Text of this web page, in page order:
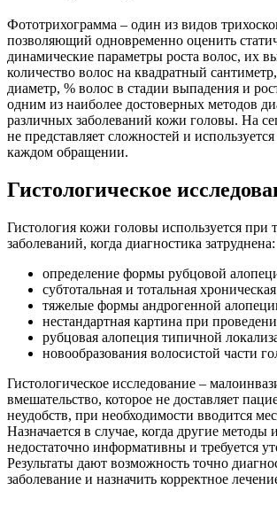
Фототрихограмма – один из видов
позволяющий одновременно оценить
динамические параметры роста волос, их
количество волос на квадратный
диаметр, % волос в стадии выпадения и
одним из наиболее достоверных методов
различных заболеваний кожи головы. На
не представляет сложностей и
каждом обращении.
Гистологическое
Гистология кожи головы используется при
заболеваний, когда диагностика затруднена:
определение формы рубцовой
субтотальная и тотальная
тяжелые формы андрогенной
нестандартная картина при
рубцовая алопеция типичной
новообразования волосистой части
Гистологическое исследование –
вмешательство, которое не доставляет
неудобств, при необходимости вводится
Назначается в случае, когда другие методы
недостаточно информативны и требуется
Результаты дают возможность точно
заболевание и назначить корректное